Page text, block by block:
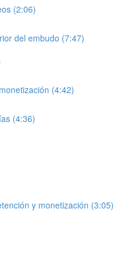
(2:06)
del embudo (7:47)
(4:42)
(4:36)
y monetización (3:05)